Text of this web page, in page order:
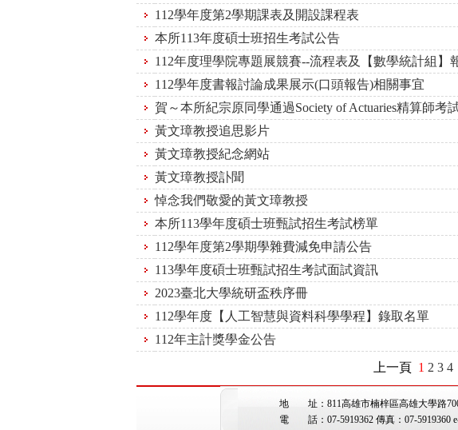
112學年度第2學期課表及開設課程表
本所113年度碩士班招生考試公告
112年度理學院專題展競賽--流程表及【數學統計組】
112學年度書報討論成果展示(口頭報告)相關事宜
賀～本所紀宗原同學通過Society of Actuaries精算師考
黃文璋教授追思影片
黃文璋教授紀念網站
黃文璋教授訃聞
悼念我們敬愛的黃文璋教授
本所113學年度碩士班甄試招生考試榜單
112學年度第2學期學雜費減免申請公告
113學年度碩士班甄試招生考試面試資訊
2023臺北大學統研盃秩序冊
112學年度【人工智慧與資料科學學程】錄取名單
112年主計獎學金公告
上一頁 1 2 3 4
地 址：811高雄市楠梓區高雄大學路
電 話：07-5919362 傳真：07-5919360 e-